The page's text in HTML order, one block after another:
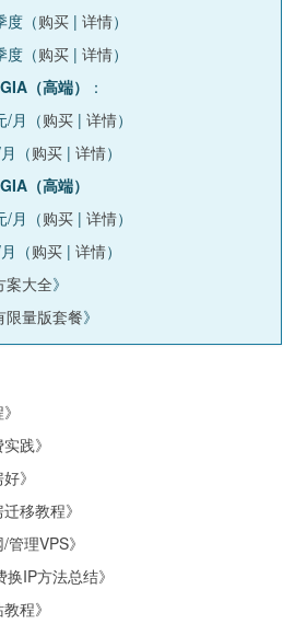
度（购买 | 详情）
度（购买 | 详情）
（高端）
：
/月（购买 | 详情）
（购买 | 详情）
（高端）
/月（购买 | 详情）
（购买 | 详情）
案大全》
限量版套餐》
》
践》
好》
移教程》
管理VPS》
换IP方法总结》
程》